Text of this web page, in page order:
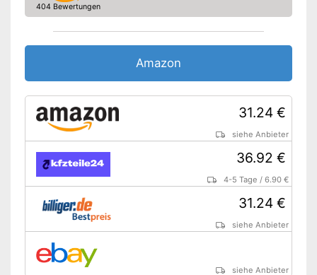
404 Bewertungen
Amazon
31.24 €
siehe Anbieter
36.92 €
4-5 Tage /6.90 €
31.24 €
siehe Anbieter
siehe Anbieter